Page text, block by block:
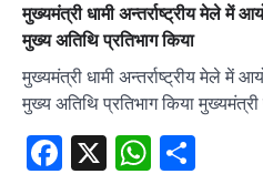
मुख्यमंत्री धामी अन्तर्राष्ट्रीय मेले में
मुख्य अतिथि प्रतिभाग किया
मुख्यमंत्री धामी अन्तर्राष्ट्रीय मेले में
मुख्य अतिथि प्रतिभाग किया
Facebook
X